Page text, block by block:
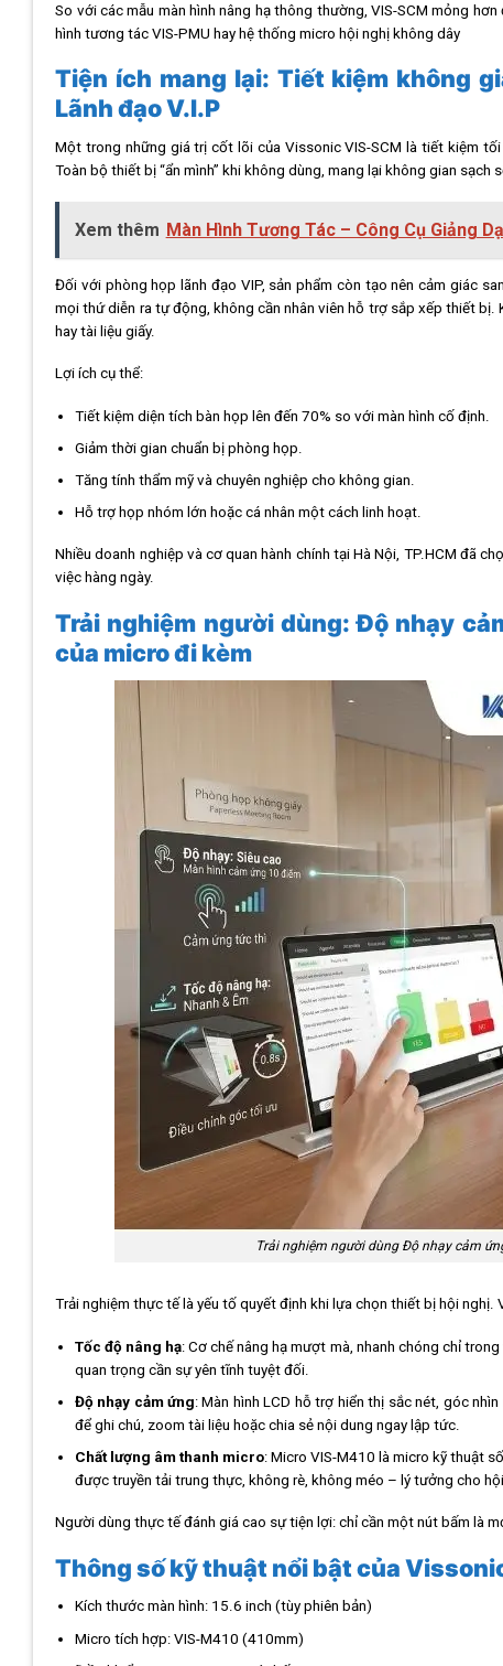
So với các mẫu màn hình nâng hạ thông thường, VIS-SCM mỏng
hình tương tác VIS-PMU hay hệ thống micro hội nghị không dây
Tiện ích mang lại: Tiết kiệm không
Lãnh đạo V.I.P
Một trong những giá trị cốt lõi của Vissonic VIS-SCM là tiết kiệm
Toàn bộ thiết bị “ẩn mình” khi không dùng, mang lại không gian sạch
Xem thêm Màn Hình Tương Tác – Công Cụ Giảng
Đối với phòng họp lãnh đạo VIP, sản phẩm còn tạo nên cảm giác
mọi thứ diễn ra tự động, không cần nhân viên hỗ trợ sắp xếp thiết
hay tài liệu giấy.
Lợi ích cụ thể:
Tiết kiệm diện tích bàn họp lên đến 70% so với màn hình cố định.
Giảm thời gian chuẩn bị phòng họp.
Tăng tính thẩm mỹ và chuyên nghiệp cho không gian.
Hỗ trợ họp nhóm lớn hoặc cá nhân một cách linh hoạt.
Nhiều doanh nghiệp và cơ quan hành chính tại Hà Nội, TP.HCM đã
việc hàng ngày.
Trải nghiệm người dùng: Độ nhạy
của micro đi kèm
Trải nghiệm người dùng Độ nhạy cảm
Trải nghiệm thực tế là yếu tố quyết định khi lựa chọn thiết bị hội
Tốc độ nâng hạ: Cơ chế nâng hạ mượt mà, nhanh chóng chỉ
quan trọng cần sự yên tĩnh tuyệt đối.
Độ nhạy cảm ứng: Màn hình LCD hỗ trợ hiển thị sắc nét, góc
để ghi chú, zoom tài liệu hoặc chia sẻ nội dung ngay lập tức.
Chất lượng âm thanh micro: Micro VIS-M410 là micro kỹ thuật
được truyền tải trung thực, không rè, không méo – lý tưởng cho
Người dùng thực tế đánh giá cao sự tiện lợi: chỉ cần một nút bấm là
Thông số kỹ thuật nổi bật của
Kích thước màn hình: 15.6 inch (tùy phiên bản)
Micro tích hợp: VIS-M410 (410mm)